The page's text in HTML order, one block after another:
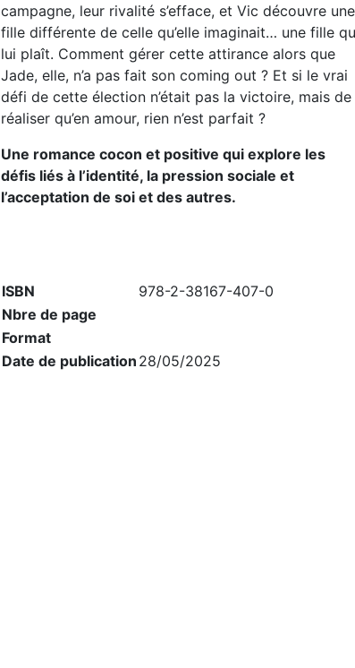
campagne, leur rivalité s’efface, et Vic découvre une
fille différente de celle qu’elle imaginait… une fille
lui plaît. Comment gérer cette attirance alors que
Jade, elle, n’a pas fait son coming out ? Et si le vrai
défi de cette élection n’était pas la victoire, mais de
réaliser qu’en amour, rien n’est parfait ?
Une romance cocon et positive qui explore les
défis liés à l’identité, la pression sociale et
l’acceptation de soi et des autres.
ISBN
978-2-38167-407-0
Nbre de page
Format
Date de publication 28/05/2025